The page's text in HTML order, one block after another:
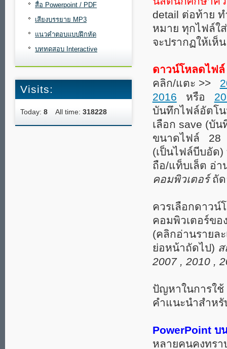
สื่อ Powerpoint / PDF
เสียงบรรยาย MP3
แนวคำตอบแบบฝึกหัด
บททดสอบ Interactive
Visits:
Today: 8 All time: 318228
detail ต่อท้าย
หมาย ทุกไฟล์ใ
จะปรากฏให้เห็
ดาวน์โหลดไฟ
คลิก/แตะ >>
2016 หรือ
บันทึกไฟล์อัตโน
เลือก save (บัน
ขนาดไฟล์
(เป็นไฟล์บีบอัด
ถือ/แท็บเล็ต อ่า
คอมพิวเตอร์ถัด
ควรเลือกดาวน์
คอมพิวเตอร์ขอ
(คลิกอ่านรายล
ย่อหน้าถัดไป)
2007 , 2010 ,
ปัญหาในการใช้
คำแนะนำสำหรั
PowerPoint บ
หลายคนคงทร